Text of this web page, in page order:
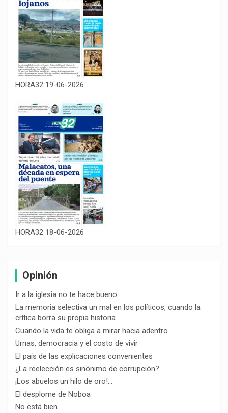
HORA32 19-06-2026
HORA32 18-06-2026
Opinión
Ir a la iglesia no te hace bueno
La memoria selectiva un mal en los políticos, cuando la
crítica borra su propia historia
Cuando la vida te obliga a mirar hacia adentro…
Urnas, democracia y el costo de vivir
El país de las explicaciones convenientes
¿La reelección es sinónimo de corrupción?
¡Los abuelos un hilo de oro!…
El desplome de Noboa
No está bien